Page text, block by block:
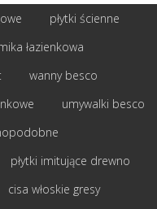
płytki ścienne
łazienkowa
wanny besco
umywalki besco
płytki imitujące drewno
cisa włoskie gresy